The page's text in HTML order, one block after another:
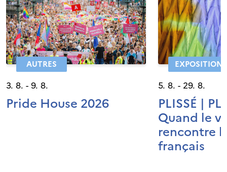
AUTRES
3. 8. - 9. 8.
Pride House 2026
EXPOSITION
5. 8. - 29. 8.
PLISSÉ |
Quand le
rencontre
français